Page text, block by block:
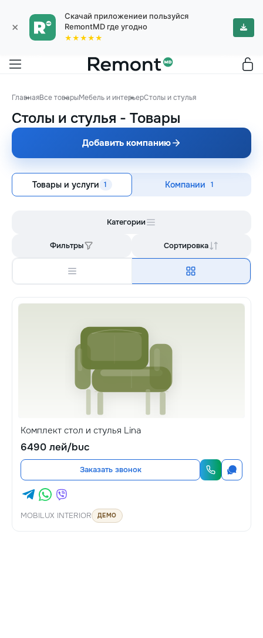
×
Скачай приложениеи пользуйся
RemontMD где угодно
★★★★★
ГлавнаяВсе товарыМебель и интерьерСтолы и стулья
Столы и стулья - Товары
Добавить компанию
Товары и услуги 1 Компании 1
Категории
Фильтры Сортировка
Комплект стол и стулья Lina
6490 лей/buc
Заказать звонок
MOBILUX INTERIOR ДЕМО